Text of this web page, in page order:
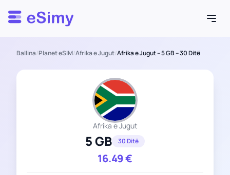
Esimy
Ballina/Planet eSIM/Afrika e Jugut/Afrika e Jugut – 5 GB – 30 Ditë
Afrika e Jugut
5 GB 30 Ditë
16.49€